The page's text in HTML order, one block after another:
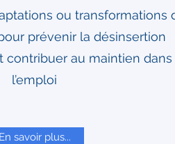
ou transformations
prévenir la désinsertion
contribuer au maintien dans
l’emploi
En savoir plus...